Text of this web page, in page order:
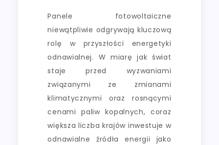
Panele fotowoltaiczne
niewątpliwie odgrywają kluczową
rolę w przyszłości energetyki
odnawialnej. W miarę jak świat
staje przed wyzwaniami
związanymi ze zmianami
klimatycznymi oraz rosnącymi
cenami paliw kopalnych, coraz
większa liczba krajów inwestuje w
odnawialne źródła energii jako